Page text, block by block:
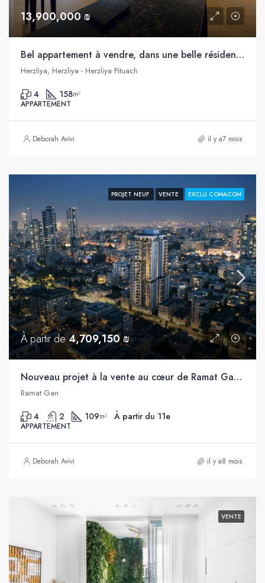
13,900,000 ₪
Bel appartement à vendre, dans une belle résidence, proche de la mer, Hertzilia Pituah
Herzliya, Herzliya - Herzliya Pituach
4 158m²
APPARTEMENT
Deborah Avivi il y a7 mois
PROJET NEUF VENTE EXCLU COMACOM
À partir de4,709,150 ₪
Nouveau projet à la vente au cœur de Ramat Gan, proche du parc Hayarkon
Ramat Gan
4 2 109m² À partir du 11e
APPARTEMENT
Deborah Avivi il y a8 mois
VENTE